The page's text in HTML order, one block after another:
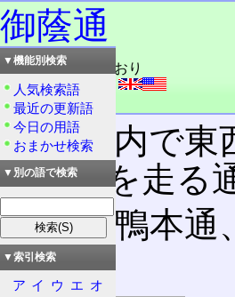
御蔭通
読み：みかげ・どおり
外語：Mikage Dōri
品詞：固有名詞
京都市内で
より北を走る
西は下鴨本通
る。
▼機能別検索
人気検索語
最近の更新語
今日の用語
おまかせ検索
▼別の語で検索
▼索引検索
ア イ ウ エ オ